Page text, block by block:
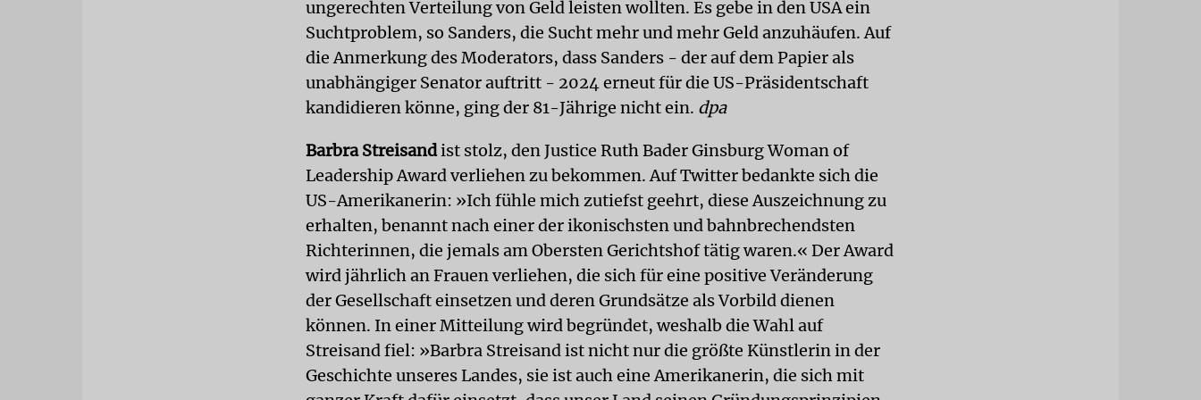
ungerechten Verteilung von Geld leisten wollten. Es gebe in den USA ein
Suchtproblem, so Sanders, die Sucht mehr und mehr Geld anzuhäufen. Auf
die Anmerkung des Moderators, dass Sanders - der auf dem Papier als
unabhängiger Senator auftritt - 2024 erneut für die US-Präsidentschaft
kandidieren könne, ging der 81-Jährige nicht ein. dpa
Barbra Streisandist stolz, den Justice Ruth Bader Ginsburg Woman of
Leadership Award verliehen zu bekommen. Auf Twitter bedankte sich die
US-Amerikanerin: »Ich fühle mich zutiefst geehrt, diese Auszeichnung zu
erhalten, benannt nach einer der ikonischsten und bahnbrechendsten
Richterinnen, die jemals am Obersten Gerichtshof tätig waren.« Der Award
wird jährlich an Frauen verliehen, die sich für eine positive Veränderung
der Gesellschaft einsetzen und deren Grundsätze als Vorbild dienen
können. In einer Mitteilung wird begründet, weshalb die Wahl auf
Streisand fiel: »Barbra Streisand ist nicht nur die größte Künstlerin in der
Geschichte unseres Landes, sie ist auch eine Amerikanerin, die sich mit